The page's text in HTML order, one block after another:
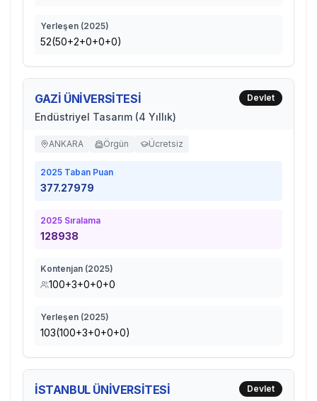
Yerleşen (2025)
52(50+2+0+0+0)
GAZİ ÜNİVERSİTESİ
Endüstriyel Tasarım (4 Yıllık)
Devlet
ANKARA Örgün Ücretsiz
2025 Taban Puan
377.27979
2025 Sıralama
128938
Kontenjan (2025)
100+3+0+0+0
Yerleşen (2025)
103(100+3+0+0+0)
İSTANBUL ÜNİVERSİTESİ Devlet